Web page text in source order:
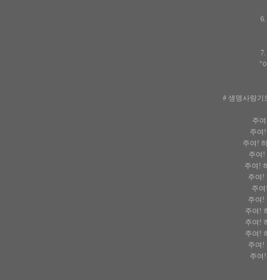
"
# 생명사랑기
주
주여
주여!
주여!
주여!
주여!
주
주여!
주여!
주여!
주여!
주여!
주여